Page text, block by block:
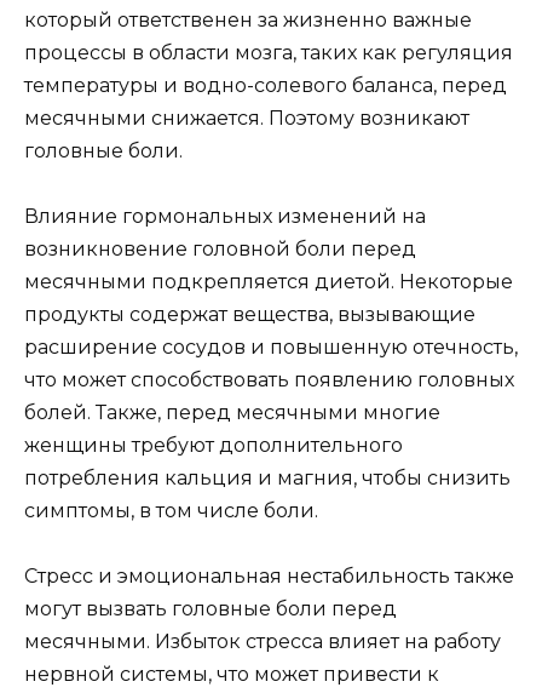
который ответственен за жизненно важные
процессы в области мозга, таких как регуляция
температуры и водно-солевого баланса, перед
месячными снижается. Поэтому возникают
головные боли.
Влияние гормональных изменений на
возникновение головной боли перед
месячными подкрепляется диетой. Некоторые
продукты содержат вещества, вызывающие
расширение сосудов и повышенную отечность,
что может способствовать появлению головных
болей. Также, перед месячными многие
женщины требуют дополнительного
потребления кальция и магния, чтобы снизить
симптомы, в том числе боли.
Стресс и эмоциональная нестабильность также
могут вызвать головные боли перед
месячными. Избыток стресса влияет на работу
нервной системы, что может привести к